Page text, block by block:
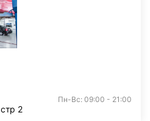
Пн-Вс: 09:00 - 21:00
2